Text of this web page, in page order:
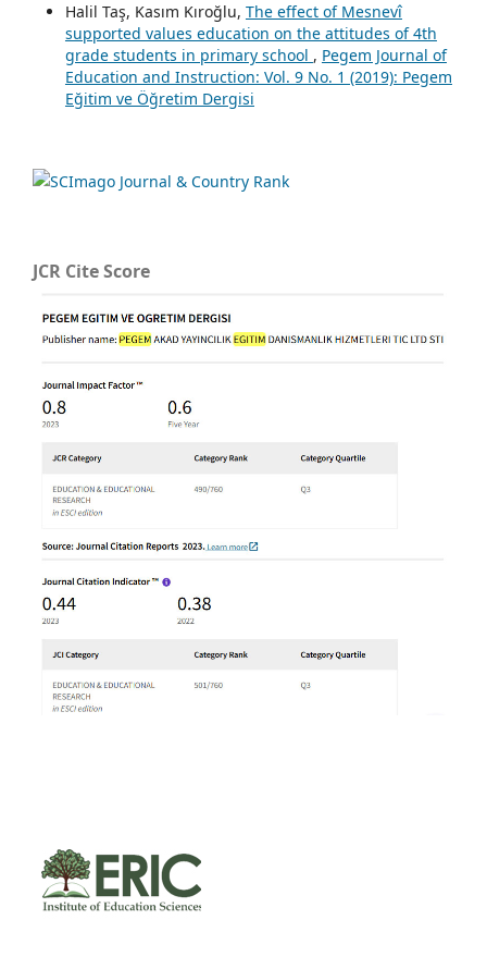
Halil Taş, Kasım Kıroğlu, The effect of Mesnevî
supported values education on the attitudes of 4th
grade students in primary school , Pegem Journal of
Education and Instruction: Vol. 9 No. 1 (2019): Pegem
Eğitim ve Öğretim Dergisi
JCR Cite Score